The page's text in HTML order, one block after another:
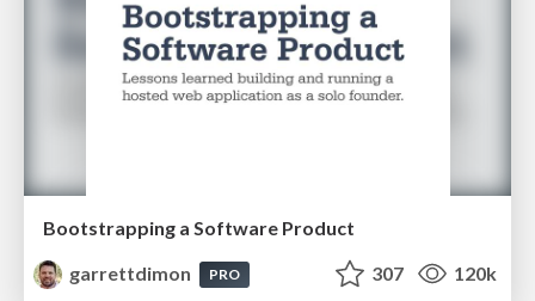
Bootstrapping a Software Product
garrettdimon
PRO 307 120k